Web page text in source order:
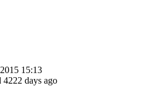
15:13
4222 days ago